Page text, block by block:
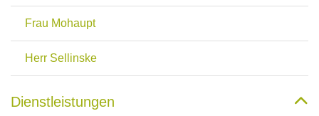
Frau Mohaupt
Herr Sellinske
Dienstleistungen